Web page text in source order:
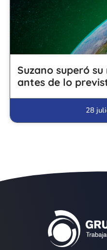
Suzano superó
antes de lo
28